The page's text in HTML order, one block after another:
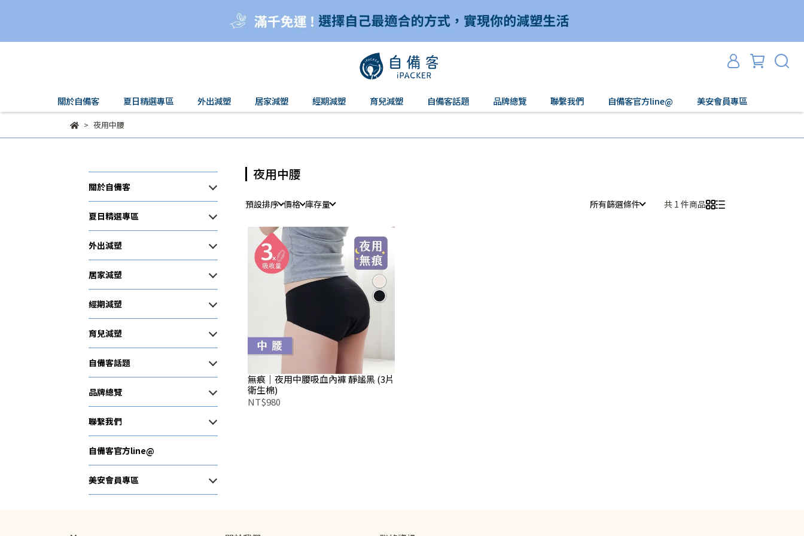
關於自備客 夏日精選專區 外出減塑 居家減塑 經期減塑 育兒減塑 自備客話題 品牌總覽 聯繫我們 自備客官方line@ 美安會員專區
夜用中腰
關於自備客
夏日精選專區
外出減塑
居家減塑
經期減塑
育兒減塑
自備客話題
品牌總覽
聯繫我們
自備客官方line@
美安會員專區
夜用中腰
預設排序 價格 庫存量 所有篩選條件 共 1 件商品
無痕｜夜用中腰吸血內褲 靜謐黑 (3片
衛生棉)
NT$980